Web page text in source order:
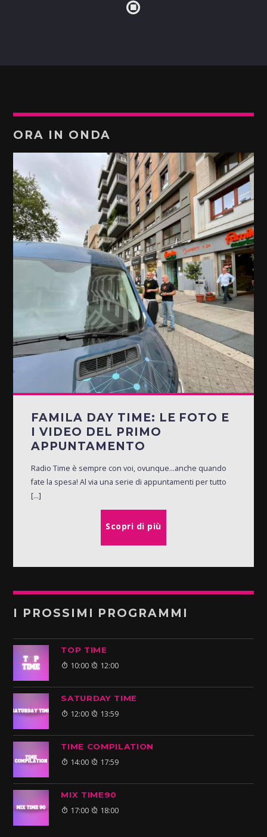
ORA IN ONDA
FAMILA DAY TIME: LE FOTO E
I VIDEO DEL PRIMO
APPUNTAMENTO
Radio Time è sempre con voi, ovunque...anche quando
fate la spesa! Al via una serie di appuntamenti per tutto
[...]
Scopri di più
I PROSSIMI PROGRAMMI
TOP TIME
10:00 12:00
SATURDAY TIME
12:00 13:59
TIME COMPILATION
14:00 17:59
MIX TIME90
17:00 18:00